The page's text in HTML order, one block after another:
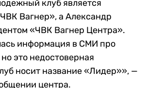
клуб является
Вагнер», а Александр
«ЧВК Вагнер Центра».
информация в СМИ про
это недостоверная
носит название «Лидер»», —
центра.